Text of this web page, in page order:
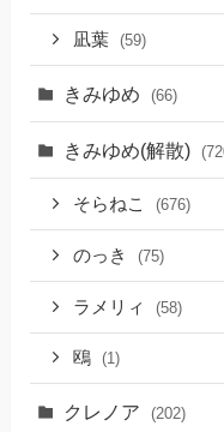
凪葉 (59)
きみゆめ (66)
きみゆめ(解散)
そらねこ (676)
のっき (75)
ラメリィ (58)
鴎 (1)
クレノア (202)